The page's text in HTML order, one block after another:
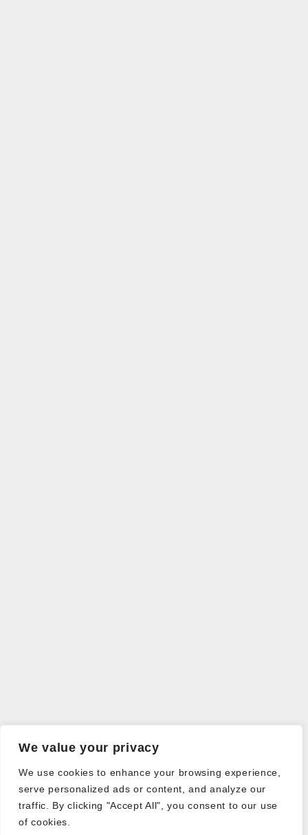
We value your privacy
We use cookies to enhance your browsing experience,
serve personalized ads or content, and analyze our
traffic. By clicking "Accept All", you consent to our use
of cookies.